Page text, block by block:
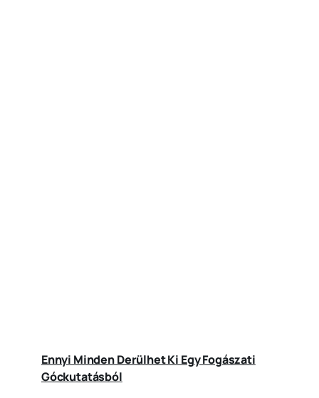
Ennyi Minden Derülhet Ki Egy Fogászati
Góckutatásból